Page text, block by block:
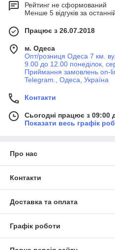
Рейтинг не сформований
Менше 5 відгуків за
Працює з 26.07.2018
м. Одеса
Опт/розниця Одеса 7 км.
9.00 до 12.00 понеділок,
Приймання замовлень on-
Telegram., Одеса, Україна
Контакти
Сьогодні працює з 09:00
Показати весь графік
Про нас
Контакти
Доставка та оплата
Графік роботи